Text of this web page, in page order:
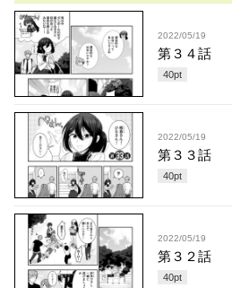
2022/05/19
第３４話
40pt
2022/05/19
第３３話
40pt
2022/05/19
第３２話
40pt